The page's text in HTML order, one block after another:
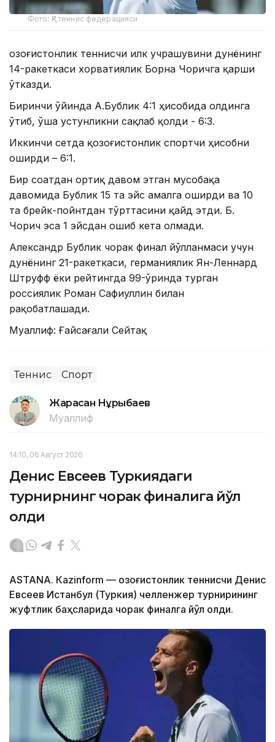
Фото: ҚР теннис федерацияси
Қозоғистонлик теннисчи илк учрашувини дунёнинг
14-ракеткаси хорватиялик Борна Чоричга қарши
ўтказди.
Биринчи ўйинда А.Бублик 4:1 ҳисобида олдинга
ўтиб, ўша устунликни сақлаб қолди - 6:3.
Иккинчи сетда қозоғистонлик спортчи ҳисобни
оширди – 6:1.
Бир соатдан ортиқ давом этган мусобақа
давомида Бублик 15 та эйс амалга оширди ва 10
та брейк-пойнтдан тўрттасини қайд этди. Б.
Чорич эса 1 эйсдан ошиб кета олмади.
Александр Бублик чорак финал йўлланмаси учун
дунёнинг 21-ракеткаси, германиялик Ян-Леннард
Штруфф ёки рейтингда 99-ўринда турган
россиялик Роман Сафиуллин билан
рақобатлашади.
Муаллиф: Ғайсағали Сейтақ
Теннис Спорт
Жарасқан Нұрыбаев
Муаллиф
14:10, 06 Август 2026
Денис Евсеев Туркиядаги
турнирнинг чорак финалига йўл
олди
ASTANА. Кazinform — Қозоғистонлик теннисчи Денис
Евсеев Истанбул (Туркия) челленжер турнирининг
жуфтлик баҳсларида чорак финалга йўл олди.